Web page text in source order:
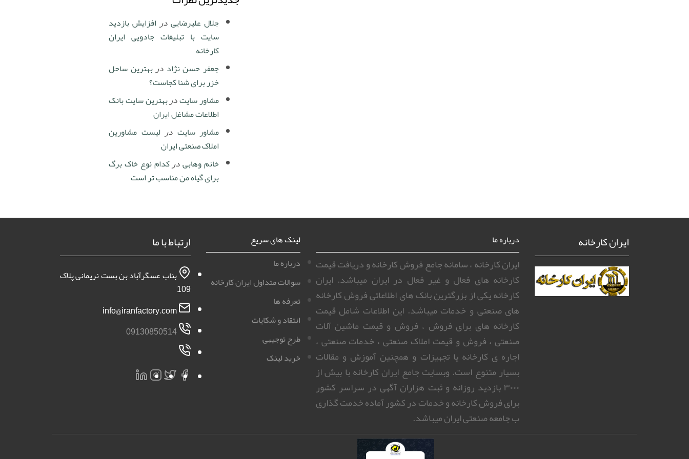
جلال علیرضاییدرافزایش بازدید
سایت با تبلیغات جادویی ایران
کارخانه
جعفر حسن نژاد دربهترین ساحل
خزر برای شنا کجاست؟
مشاور سایتدربهترین سایت بانک
اطلاعات مشاغل ایران
مشاور سایت درلیست مشاورین
املاک صنعتی ایران
خانم وهابیدرکدام نوع خاک برگ
برای گیاه من مناسب تر است
ایران کارخانه درباره ما
ایران کارخانه ، سامانه جامع فروش کارخانه و دریافت قیمت
کارخانه های فعال و غیر فعال در ایران میباشد. ایران
کارخانه یکی از بزرگترین بانک های اطلاعاتی فروش کارخانه
های صنعتی و خدمات میباشد. این اطلاعات شامل قیمت
کارخانه های برای فروش ، فروش و قیمت ماشین آلات
صنعتی ، فروش و قیمت املاک صنعتی ، خدمات صنعتی ،
اجاره ی کارخانه یا تجهیزات و همچنین آموزش و مقالات
بسیار متنوع است. وبسایت جامع ایران کارخانه با بیش از
۳۰۰۰ بازدید روزانه و ثبت هزاران آگهی در سراسر کشور
برای فروش کارخانه و خدمات در کشور آماده خدمت گذاری
ب جامعه صنعتی ایران میباشد.
لینک های سریع
درباره ما
سوالات متداول ایران کارخانه
تعرفه ها
انتقاد و شکایات
طرح توجیهی
خرید لینک
ارتباط با ما
بناب عسگرآباد بن بست نریمانی پلاک
109
09130850514